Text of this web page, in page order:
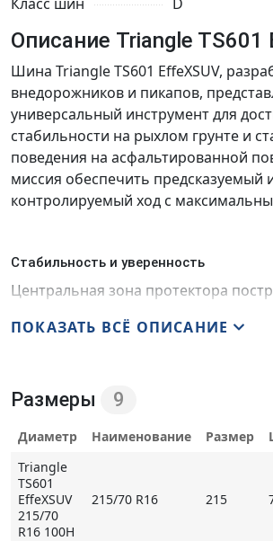
Описание Triangle TS601
Шина Triangle TS601 EffeXSUV,
внедорожников и пикапов,
универсальный инструмент для
стабильности на рыхлом грунте и
поведения на асфальтированной
миссия обеспечить предсказуемый
контролируемый ход с
Стабильность и уверенность
Центральная зона протектора
геометрия результат точного
шоссе. Продольная ориентация и
при качении, что напрямую ведет
сопротивления воздушным потокам и
тепловыделения, обеспечивая
экономичность и стабильность на
скоростях по твердому покрытию.
ПОКАЗАТЬ ВСЁ ОПИСАНИЕ
Размеры 9
Диаметр Наименование Размер
Triangle
TS601
EffeXSUV
215/70
R16 100H
215/70 R16 215